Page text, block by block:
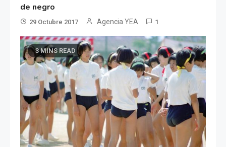
de negro
29 Octubre 2017 Agencia YEA 1
3 MINS READ